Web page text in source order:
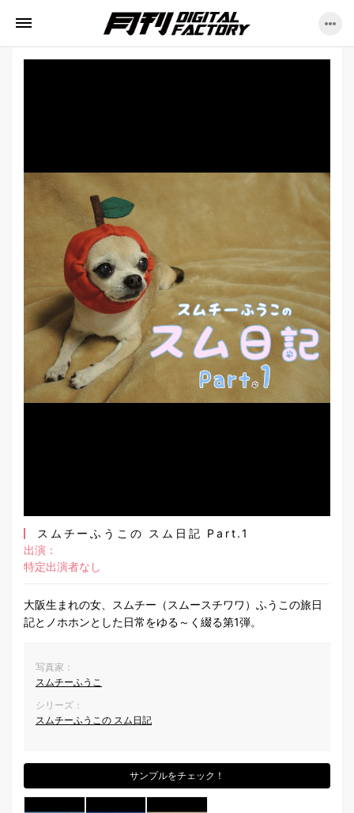
スムチーふうこの スム日記 Part.1
出演：
特定出演者なし
大阪生まれの女、スムチー（スムースチワワ）ふうこの旅日
記とノホホンとした日常をゆる～く綴る第1弾。
写真家：
スムチーふうこ
シリーズ：
スムチーふうこの スム日記
サンプルをチェック！